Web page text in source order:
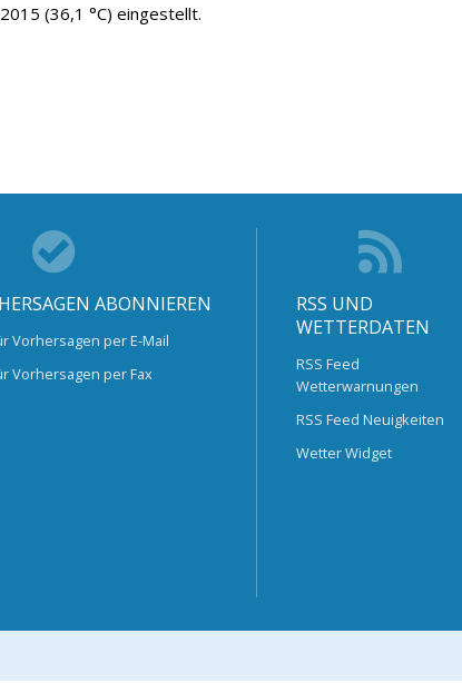
(36,1 °C) eingestellt.
ABONNIEREN
Vorhersagen per E-Mail
Vorhersagen per Fax
RSS UND
WETTERDATEN
RSS Feed
Wetterwarnungen
RSS Feed Neuigkeiten
Wetter Widget